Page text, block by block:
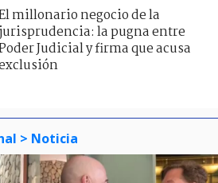
millonario negocio de la
jurisprudencia: la pugna entre
Judicial y firma que acusa
> Noticia